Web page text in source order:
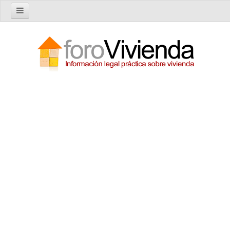
Nuevo tema